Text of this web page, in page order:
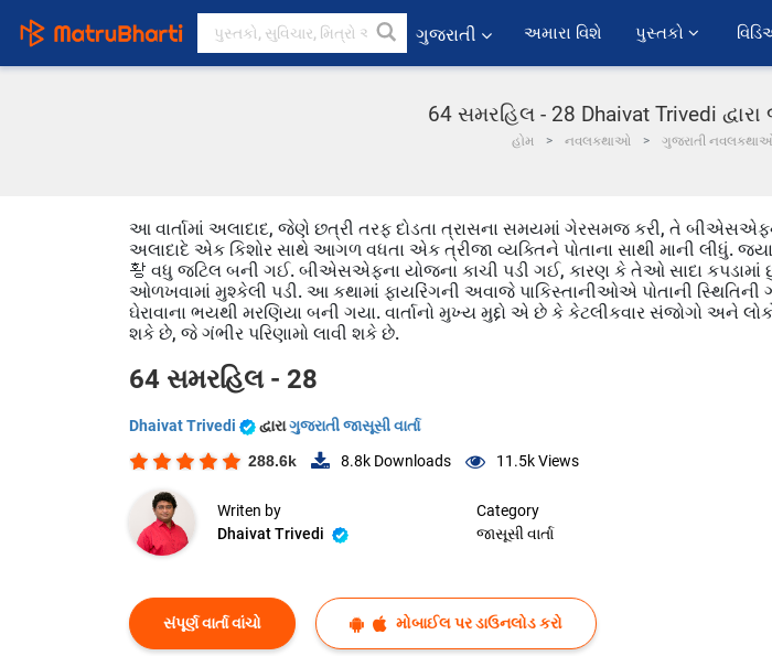
ગુજરાતી અમારા વિશે પુસ્તકો
64 સમરહિલ - 28 Dhaivat Trivedi
હોમ નવલકથાઓ ગુજરાતી
આ વાર્તામાં અલાદાદ, જેણે છત્રી તરફ દોડતા ત્રાસના સમયમાં ગેરસમજ કરી, તે
અલાદાદે એક કિશોર સાથે આગળ વધતા એક ત્રીજા વ્યક્તિને પોતાના સાથી માની લીધું.
황 વધુ જટિલ બની ગઈ. બીએસએફના યોજના કાચી પડી ગઈ, કારણ કે તેઓ સાદા કપડામાં
ઓળખવામાં મુશ્કેલી પડી. આ કથામાં ફાયરિંગની અવાજે પાકિસ્તાનીઓએ પોતાની સ્થિતિની
ઘેરાવાના ભયથી મરણિયા બની ગયા. વાર્તાનો મુખ્ય મુદ્દો એ છે કે કેટલીકવાર સંજોગો અને
શકે છે, જે ગંભીર પરિણામો લાવી શકે છે.
64 સમરહિલ - 28
Dhaivat Trivedi દ્વારાગુજરાતી જાસૂસી વાર્તા
288.6k 8.8k Downloads 11.5kViews
Writen by
Dhaivat Trivedi
Category
જાસૂસી વાર્તા
સંપૂર્ણ વાર્તા વાંચો મોબાઈલ પર ડાઉનલોડ કરો